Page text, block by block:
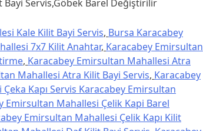
Bayi Servis,Göbek Barel Değiştirilir
Kale Kilit Bayi Servis, Bursa Karacabey
7x7 Kilit Anahtar, Karacabey Emirsultan
, Karacabey Emirsultan Mahallesi Atra
Mahallesi Atra Kilit Bayi Servis, Karacabey
Kapı Servis Karacabey Emirsultan
Emirsultan Mahallesi Çelik Kapi Barel
Emirsultan Mahallesi Çelik Kapı Kilit